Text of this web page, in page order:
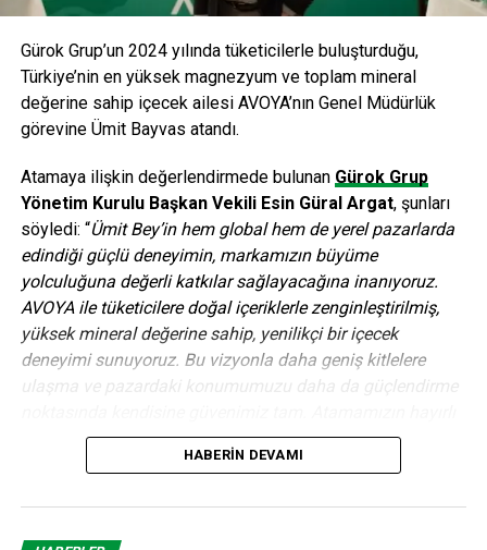
Gürok Grup’un 2024 yılında tüketicilerle buluşturduğu,
Türkiye’nin en yüksek magnezyum ve toplam mineral
değerine sahip içecek ailesi AVOYA’nın Genel Müdürlük
görevine Ümit Bayvas atandı.
Atamaya ilişkin değerlendirmede bulunan Gürok Grup
Yönetim Kurulu Başkan Vekili Esin Güral Argat, şunları
söyledi: “Ümit Bey’in hem global hem de yerel pazarlarda
edindiği güçlü deneyimin, markamızın büyüme
yolculuğuna değerli katkılar sağlayacağına inanıyoruz.
AVOYA ile tüketicilere doğal içeriklerle zenginleştirilmiş,
yüksek mineral değerine sahip, yenilikçi bir içecek
deneyimi sunuyoruz. Bu vizyonla daha geniş kitlelere
ulaşma ve pazardaki konumumuzu daha da güçlendirme
ve uğurlu olmasını diliyoruz.”
düzey yönetici olarak görev alan Ümit Bayvas, 30 yılı aşkın
kariyeri boyunca farklı ülkelerde büyük ölçekli ticari ve
HABERIN DEVAMI